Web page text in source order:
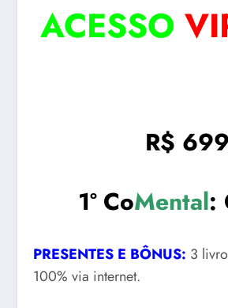
ACESSO
R$
1º CoMental:
PRESENTES E BÔNUS: 3
100% via internet.